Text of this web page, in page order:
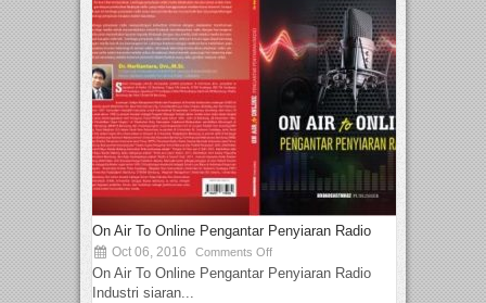
On Air To Online Pengantar Penyiaran Radio
Oct 06, 2016 Comments Off
On Air To Online Pengantar Penyiaran Radio
Industri siaran...